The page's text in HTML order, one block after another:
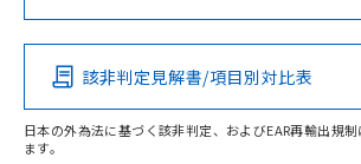
Pb Hg Cd
O
該非判定見解書/項目別対比表
日本の外為法に基づく該非判定、およびEAR再輸出規
ます。